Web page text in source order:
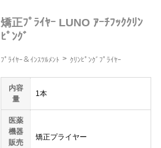
矯正ﾌﾟﾗｲﾔｰ LUNO ｱｰﾁﾌｯｸｸﾘﾝ
ﾋﾟﾝｸﾞ
ﾌﾟﾗｲﾔｰ＆ｲﾝｽﾂﾙﾒﾝﾄ ｸﾘﾝﾋﾟﾝｸﾞﾌﾟﾗｲﾔｰ
内容
量
1本
医薬
機器
販売
矯正プライヤー